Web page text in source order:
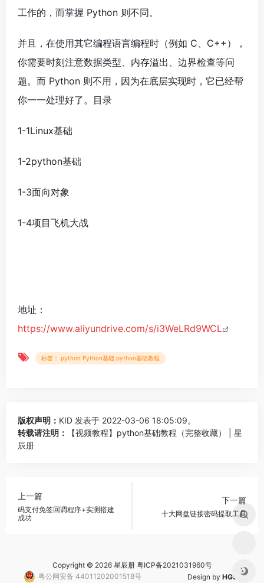
工作的，而掌握 Python 则不同。
并且，在使用其它编程语言编程时（例如 C、C++），
你需要时刻注意数据类型、内存溢出、边界检查等问
题。而 Python 则不用，因为在底层实现时，它已经帮
你一一处理好了。目录
1-1Linux基础
1-2python基础
1-3面向对象
1-4项目飞机大战
地址：
https://www.aliyundrive.com/s/i3WeLRd9WCL
标签： python Python基础 python基础教程
版权声明： KID 发表于 2022-03-06 18:05:09。
转载请注明：
【视频教程】python基础教程（完整收藏） | 星
辰册
上一篇
码支付免签回调程序+实测搭建
成功
下一篇
十大网盘链接密码提取工具
Copyright © 2026 星辰册 粤ICP备2021031960号
粤公网安备 44011202001518号Design by HGS